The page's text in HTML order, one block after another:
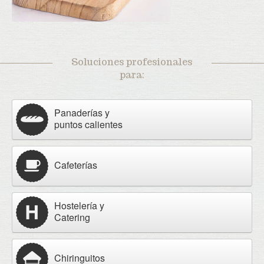
Soluciones profesionales
para:
Panaderías y
puntos calientes
Cafeterías
Hostelería y
Catering
Chiringuitos